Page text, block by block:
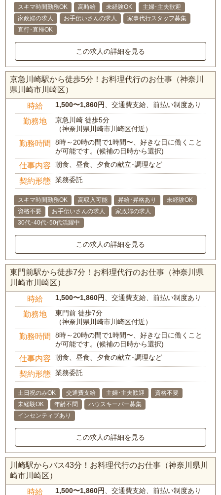
スキマ時間勤務OK 高時給 未経験OK
主婦･主夫歓迎
家政婦の求人
お手伝いさんの求人
家事代行スタッフ募集
直行･直帰OK
この求人の詳細を見る
京急川崎駅から徒歩5分！お料理代行のお仕事（神奈川
県川崎市川崎区）
時給 1,500〜1,860円 、交通費支給、前払い制度あり
勤務地
京急川崎 徒歩5分
（神奈川県川崎市川崎区付近）
勤務時間
8時～20時の間で1時間〜、好きな日に働くこと
が可能です。(候補の日時から選択)
仕事内容 朝食、昼食、夕食の献立･調理など
契約形態 業務委託
スキマ時間勤務OK 高収入可能 昇給･昇格あり
未経験OK
資格不要
お手伝いさんの求人
家政婦の求人
30代･40代･50代活躍中
この求人の詳細を見る
東門前駅から徒歩7分！お料理代行のお仕事（神奈川県
川崎市川崎区）
時給 1,500〜1,860円 、交通費支給、前払い制度あり
勤務地
東門前 徒歩7分
（神奈川県川崎市川崎区付近）
勤務時間
8時～20時の間で1時間〜、好きな日に働くこと
が可能です。(候補の日時から選択)
仕事内容 朝食、昼食、夕食の献立･調理など
契約形態 業務委託
土日祝のみOK 交通費支給 主婦･主夫歓迎
資格不要
未経験OK
年齢不問
ハウスキーパー募集
インセンティブあり
この求人の詳細を見る
川崎駅からバス43分！お料理代行のお仕事（神奈川県川
崎市川崎区）
時給 1,500〜1,860円 、交通費支給、前払い制度あり